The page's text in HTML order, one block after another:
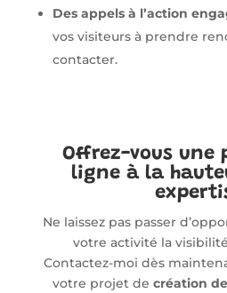
Des appels à l’action
vos visiteurs à prendre
contacter.
Offrez-vous une
ligne à la
Ne laissez pas passer
votre activité la
Contactez-moi dès
votre projet de création